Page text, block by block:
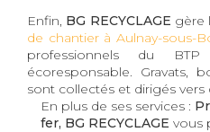
Enfin, BG RECYCLAGE gère
de chantier à Aulnay-sous-
professionnels du
écoresponsable. Gravats,
sont collectés et dirigés vers
En plus de ses services :
fer, BG RECYCLAGE vous